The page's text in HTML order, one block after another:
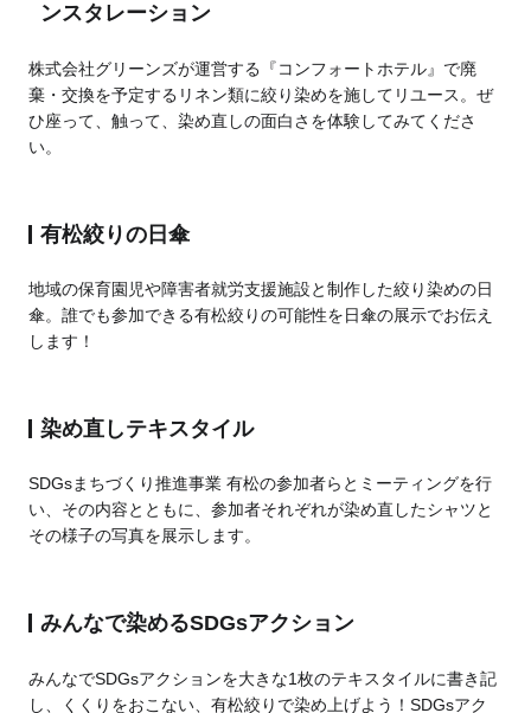
ンスタレーション
株式会社グリーンズが運営する『コンフォートホテル』で廃
棄・交換を予定するリネン類に絞り染めを施してリユース。ぜ
ひ座って、触って、染め直しの面白さを体験してみてくださ
い。
有松絞りの日傘
地域の保育園児や障害者就労支援施設と制作した絞り染めの日
傘。誰でも参加できる有松絞りの可能性を日傘の展示でお伝え
します！
染め直しテキスタイル
SDGsまちづくり推進事業 有松の参加者らとミーティングを行
い、その内容とともに、参加者それぞれが染め直したシャツと
その様子の写真を展示します。
みんなで染めるSDGsアクション
みんなでSDGsアクションを大きな1枚のテキスタイルに書き記
し、くくりをおこない、有松絞りで染め上げよう！SDGsアク